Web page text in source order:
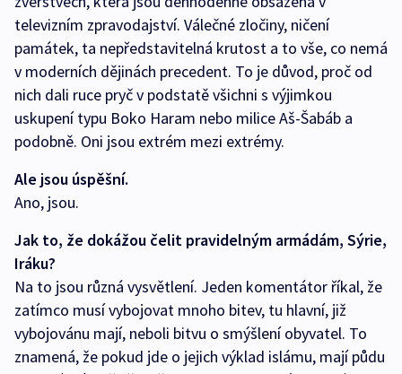
televizním zpravodajství. Válečné zločiny, ničení
památek, ta nepředstavitelná krutost a to vše, co nemá
v moderních dějinách precedent. To je důvod, proč od
nich dali ruce pryč v podstatě všichni s výjimkou
uskupení typu Boko Haram nebo milice Aš-Šabáb a
podobně. Oni jsou extrém mezi extrémy.
Ale jsou úspěšní.
Ano, jsou.
Jak to, že dokážou čelit pravidelným armádám, Sýrie,
Iráku?
Na to jsou různá vysvětlení. Jeden komentátor říkal, že
zatímco musí vybojovat mnoho bitev, tu hlavní, již
vybojovánu mají, neboli bitvu o smýšlení obyvatel. To
znamená, že pokud jde o jejich výklad islámu, mají půdu